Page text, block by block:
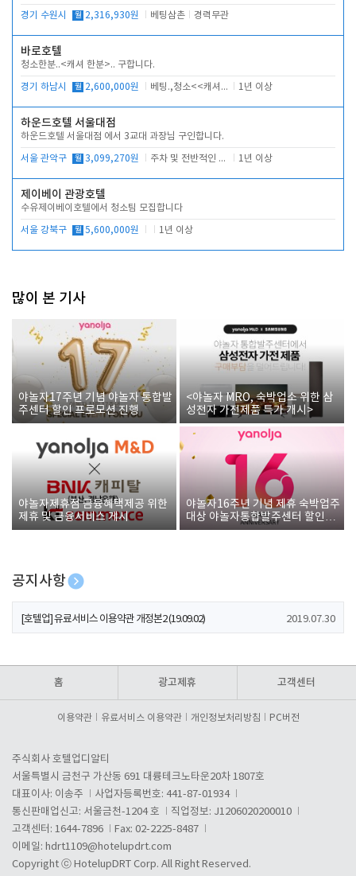
경기 수원시 월 2,316,930원 베팅삼촌 경력무관
바로호텔
청소한분..<캐셔 한분>.. 구합니다.
경기 하남시 월 2,600,000원 베팅.,청소<<캐셔 모셔봅니다. 1년 이상
하운드호텔 서울대점
하운드호텔 서울대점 에서 3교대 과장님 구인합니다.
서울 관악구 월 3,099,270원 주차 및 전반적인 당번업무 1년 이상
제이베이 관광호텔
수유제이베이호텔에서 청소팀 모집합니다
서울 강북구 월 5,600,000원 1년 이상
많이 본 기사
야놀자17주년 기념 야놀자 통합발
주센터 할인 프로모션 진행
<야놀자 MRO, 숙박업소 위한 삼
성전자 가전제품 특가 개시>
야놀자제휴점 금융혜택제공 위한
제휴 및 금융서비스 게시
야놀자16주년 기념 제휴 숙박업주
대상 야놀자통합발주센터 할인쿠
폰 증정
공지사항
[호텔업] 개인정보 처리방침 개정본1 (19.09.02)
[호텔업] 유료서비스 이용약관 개정본2 (19.09.02) 2019.07.30
홈 광고제휴 고객센터
이용약관 유료서비스 이용약관 개인정보처리방침 PC버전
주식회사 호텔업디알티
서울특별시 금천구 가산동 691 대륭테크노타운20차 1807호
대표이사: 이송주
사업자등록번호: 441-87-01934
통신판매업신고: 서울금천-1204 호
직업정보: J1206020200010
고객센터: 1644-7896
Fax: 02-2225-8487
이메일: hdrt1109@hotelupdrt.com
Copyright ⓒ HotelupDRT Corp. All Right Reserved.